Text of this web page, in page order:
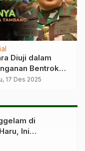
Diuji dalam
Bentrok
Ketapang
17 Des 2025
di
Ini